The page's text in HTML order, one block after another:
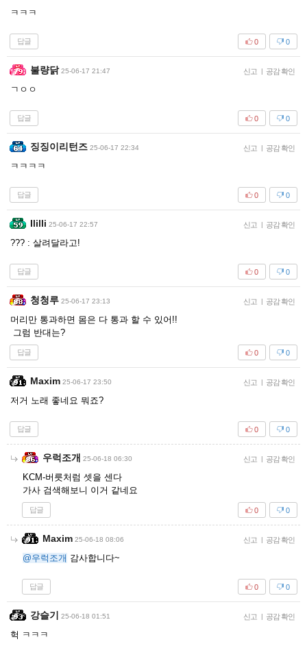
ㅋㅋㅋ
답글 0
0
불량닭 25-06-17 21:47 신고 | 공감 확인
ㄱㅇㅇ
답글 0
0
징징이리턴즈 25-06-17 22:34 신고 | 공감 확인
ㅋㅋㅋㅋ
답글 0
0
Ililli 25-06-17 22:57 신고 | 공감 확인
??? : 살려달라고!
답글 0
0
청청루 25-06-17 23:13 신고 | 공감 확인
머리만 통과하면 몸은 다 통과 할 수 있어!!
그럼 반대는?
답글 0
0
Maxim 25-06-17 23:50 신고 | 공감 확인
저거 노래 좋네요 뭐죠?
답글 0
0
우럭조개 25-06-18 06:30 신고 | 공감 확인
KCM-버릇처럼 셋을 센다
가사 검색해보니 이거 같네요
답글 0
0
Maxim 25-06-18 08:06 신고 | 공감 확인
@우럭조개 감사합니다~
답글 0
0
강슬기 25-06-18 01:51 신고 | 공감 확인
헉 ㅋㅋㅋ